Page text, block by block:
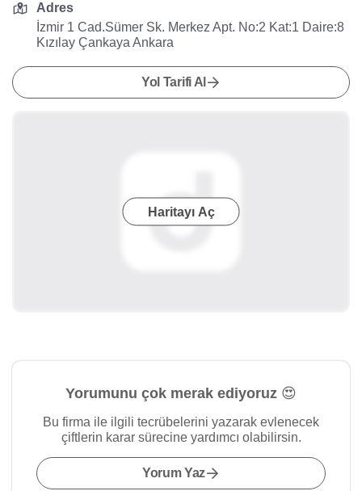
Adres
İzmir 1 Cad.Sümer Sk. Merkez Apt. No:2 Kat:1 Daire:8
Kızılay Çankaya Ankara
Yol Tarifi Al
Haritayı Aç
Yorumunu çok merak ediyoruz 😍
Bu firma ile ilgili tecrübelerini yazarak evlenecek
çiftlerin karar sürecine yardımcı olabilirsin.
Yorum Yaz